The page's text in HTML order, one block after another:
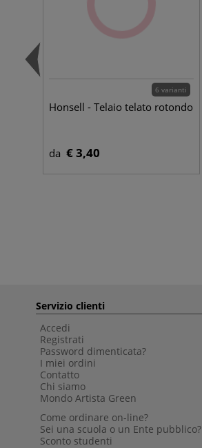
6 varianti
Honsell - Telaio telato rotondo
da € 3,40
Servizio clienti
Accedi
Registrati
Password dimenticata?
I miei ordini
Contatto
Chi siamo
Mondo Artista Green
Come ordinare on-line?
Sei una scuola o un Ente pubblico?
Sconto studenti